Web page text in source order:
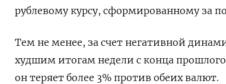
рублевому курсу, сформированному за
Тем не менее, за счет негативной
худшим итогам недели с конца
он теряет более 3% против обеих валют.